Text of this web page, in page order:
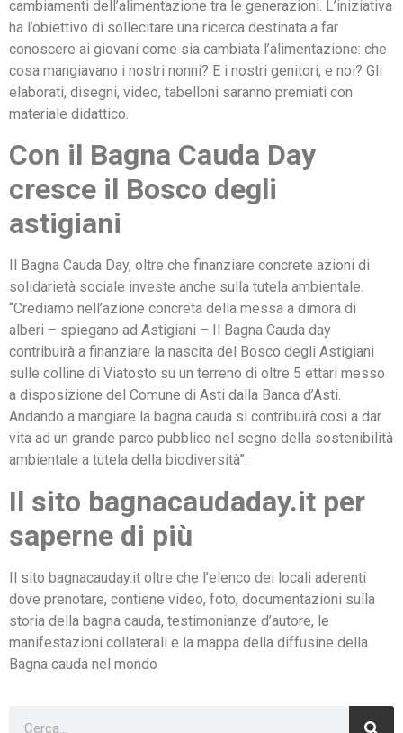
cambiamenti dell’alimentazione tra le generazioni. L’iniziativa
ha l’obiettivo di sollecitare una ricerca destinata a far
conoscere ai giovani come sia cambiata l’alimentazione: che
cosa mangiavano i nostri nonni? E i nostri genitori, e noi? Gli
elaborati, disegni, video, tabelloni saranno premiati con
materiale didattico.
Con il Bagna Cauda Day
cresce il Bosco degli
astigiani
Il Bagna Cauda Day, oltre che finanziare concrete azioni di
solidarietà sociale investe anche sulla tutela ambientale.
“Crediamo nell’azione concreta della messa a dimora di
alberi – spiegano ad Astigiani – Il Bagna Cauda day
contribuirà a finanziare la nascita del Bosco degli Astigiani
sulle colline di Viatosto su un terreno di oltre 5 ettari messo
a disposizione del Comune di Asti dalla Banca d’Asti.
Andando a mangiare la bagna cauda si contribuirà così a dar
vita ad un grande parco pubblico nel segno della sostenibilità
ambientale a tutela della biodiversità”.
Il sito bagnacaudaday.it per
saperne di più
Il sito bagnacauday.it oltre che l’elenco dei locali aderenti
dove prenotare, contiene video, foto, documentazioni sulla
storia della bagna cauda, testimonianze d’autore, le
manifestazioni collaterali e la mappa della diffusine della
Bagna cauda nel mondo